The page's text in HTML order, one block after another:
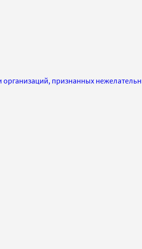
организаций, признанных